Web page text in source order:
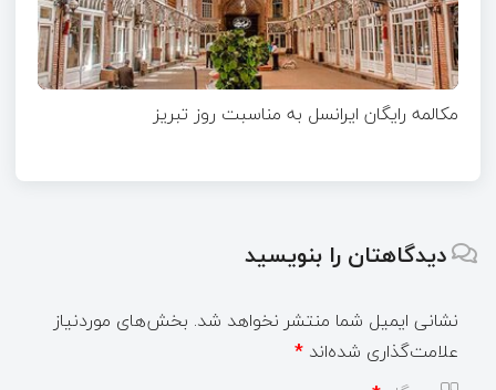
مکالمه رایگان ایرانسل به مناسبت روز تبریز
دیدگاهتان را بنویسید
نشانی ایمیل شما منتشر نخواهد شد. بخش‌های موردنیاز
علامت‌گذاری شده‌اند *